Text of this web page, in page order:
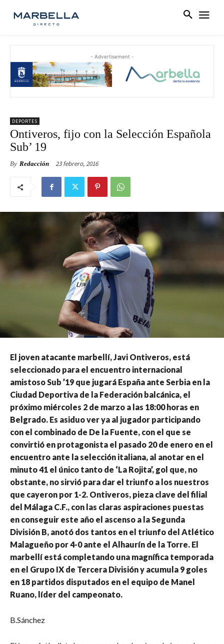
- Advertisement -
DEPORTES
Ontiveros, fijo con la Selección Española
Sub’ 19
By Redacción 23 febrero, 2016
El joven atacante marbellí, Javi Ontiveros, está
seleccionado para el encuentro internacional
amistoso Sub ’19 que jugará España ante Serbia en la
Ciudad Deportiva de la Federación balcánica, el
próximo miércoles 2 de marzo a las 18:00 horas en
Belgrado. Es asiduo ver ya al jugador participando
con el combinado de De la Fuente, con el que se
convirtió en protagonista el pasado 20 de enero en el
encuentro ante la selección italiana, al anotar en el
minuto 41 el único tanto de ‘La Rojita’, gol que, no
obstante, no sirvió para dar el triunfo a los nuestros
que cayeron por 1-2. Ontiveros, pieza clave del filial
del Málaga C.F., con las claras aspiraciones puestas
en conseguir este año el ascenso a la Segunda
División B, anotó dos tantos en el triunfo del Atlético
Malagueño por 4-0 ante el Alhaurín de la Torre. El
marbellí está completando una magnífica temporada
en el Grupo IX de Tercera División y acumula 9 goles
en 18 partidos disputados en el equipo de Manel
Ruano, líder del campeonato.
B.Sánchez